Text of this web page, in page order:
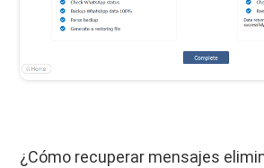
¿Cómo recuperar mensajes